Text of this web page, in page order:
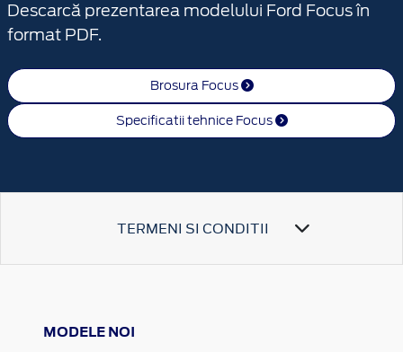
Descarcă prezentarea modelului Ford Focus în
format PDF.
Brosura Focus
Specificatii tehnice Focus
TERMENI SI CONDITII
MODELE NOI